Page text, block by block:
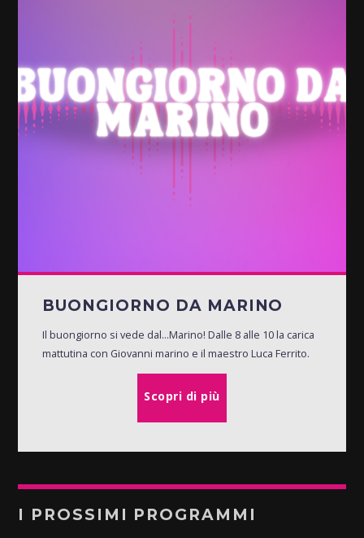
BUONGIORNO DA MARINO
Il buongiorno si vede dal...Marino! Dalle 8 alle 10 la carica
mattutina con Giovanni marino e il maestro Luca Ferrito.
Scopri di più
I PROSSIMI PROGRAMMI